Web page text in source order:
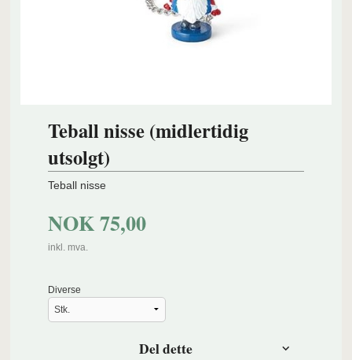
Teball nisse (midlertidig
utsolgt)
Teball nisse
NOK75,00
inkl. mva.
Diverse
Del dette